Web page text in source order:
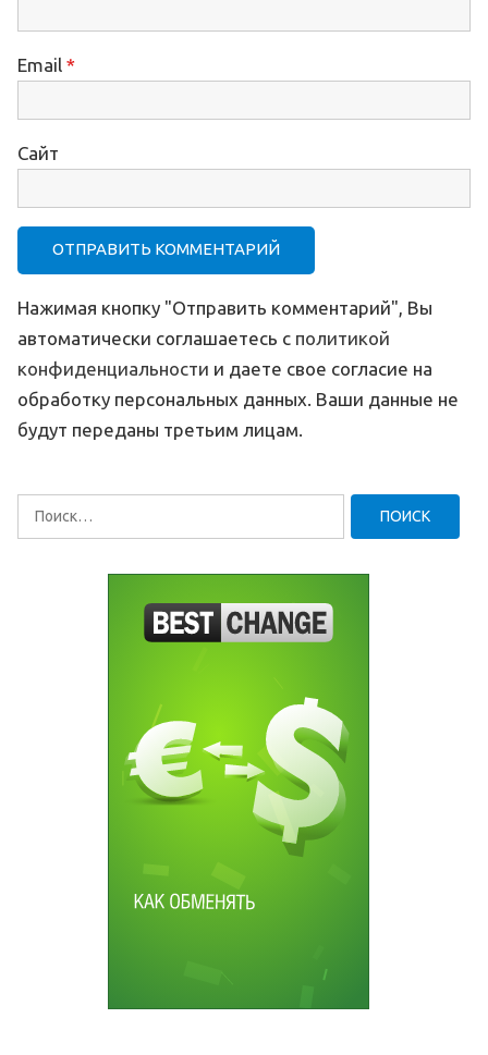
Email *
Сайт
Нажимая кнопку "Отправить комментарий", Вы
автоматически соглашаетесь с политикой
конфиденциальности и даете свое согласие на
обработку персональных данных. Ваши данные не
будут переданы третьим лицам.
Найти: